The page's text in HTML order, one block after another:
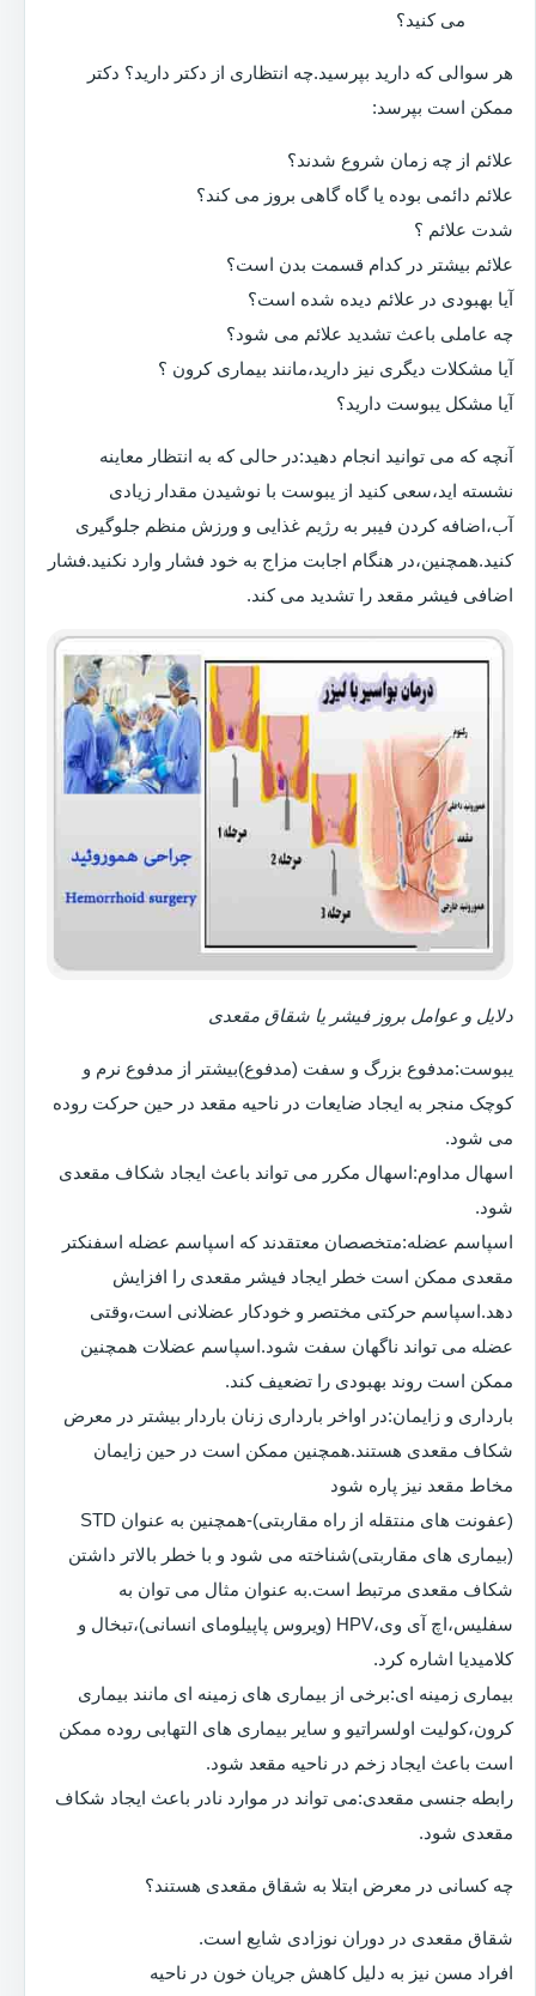
می کنید؟
هر سوالی که دارید بپرسید.چه انتظاری از دکتر دارید؟ دکتر
ممکن است بپرسد:
علائم از چه زمان شروع شدند؟
علائم دائمی بوده یا گاه گاهی بروز می کند؟
شدت علائم ؟
علائم بیشتر در کدام قسمت بدن است؟
آیا بهبودی در علائم دیده شده است؟
چه عاملی باعث تشدید علائم می شود؟
آیا مشکلات دیگری نیز دارید،مانند بیماری کرون ؟
آیا مشکل یبوست دارید؟
آنچه که می توانید انجام دهید:در حالی که به انتظار معاینه
نشسته اید،سعی کنید از یبوست با نوشیدن مقدار زیادی
آب،اضافه کردن فیبر به رژیم غذایی و ورزش منظم جلوگیری
کنید.همچنین،در هنگام اجابت مزاج به خود فشار وارد نکنید.فشار
اضافی فیشر مقعد را تشدید می کند.
دلایل و عوامل بروز فیشر یا شقاق مقعدی
یبوست:مدفوع بزرگ و سفت (مدفوع)بیشتر از مدفوع نرم و
کوچک منجر به ایجاد ضایعات در ناحیه مقعد در حین حرکت روده
می شود.
اسهال مداوم:اسهال مکرر می تواند باعث ایجاد شکاف مقعدی
شود.
اسپاسم عضله:متخصصان معتقدند که اسپاسم عضله اسفنکتر
مقعدی ممکن است خطر ایجاد فیشر مقعدی را افزایش
دهد.اسپاسم حرکتی مختصر و خودکار عضلانی است،وقتی
عضله می تواند ناگهان سفت شود.اسپاسم عضلات همچنین
ممکن است روند بهبودی را تضعیف کند.
بارداری و زایمان:در اواخر بارداری زنان باردار بیشتر در معرض
شکاف مقعدی هستند.همچنین ممکن است در حین زایمان
مخاط مقعد نیز پاره شود
(عفونت های منتقله از راه مقاربتی)-همچنین به عنوان STD
(بیماری های مقاربتی)شناخته می شود و با خطر بالاتر داشتن
شکاف مقعدی مرتبط است.به عنوان مثال می توان به
سفلیس،اچ آی وی،HPV (ویروس پاپیلومای انسانی)،تبخال و
کلامیدیا اشاره کرد.
بیماری زمینه ای:برخی از بیماری های زمینه ای مانند بیماری
کرون،کولیت اولسراتیو و سایر بیماری های التهابی روده ممکن
است باعث ایجاد زخم در ناحیه مقعد شود.
رابطه جنسی مقعدی:می تواند در موارد نادر باعث ایجاد شکاف
مقعدی شود.
چه کسانی در معرض ابتلا به شقاق مقعدی هستند؟
شقاق مقعدی در دوران نوزادی شایع است.
افراد مسن نیز به دلیل کاهش جریان خون در ناحیه